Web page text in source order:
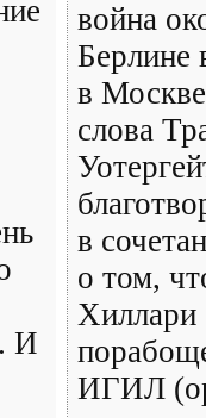
И
война
Берлине
в
слова
в
о том,
Хиллари
ИГИЛ